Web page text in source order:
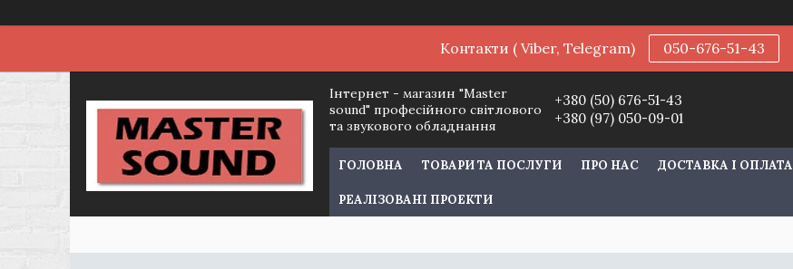
Контакти ( Viber, Telegram) 050-676-51-43
Інтернет - магазин "Master
sound" професійного світлового
та звукового обладнання
+380 (50) 676-51-43
+380 (97) 050-09-01
ГОЛОВНА ТОВАРИ ТА ПОСЛУГИ ПРО НАС ДОСТАВКА І ОПЛАТА
РЕАЛІЗОВАНІ ПРОЕКТИ